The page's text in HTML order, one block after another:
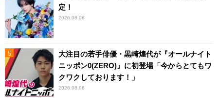
定！
2026.08.08
大注目の若手俳優・黒崎煌代が『オールナイト
ニッポン0(ZERO)』に初登場「今からとてもワ
クワクしております！」
2026.08.08